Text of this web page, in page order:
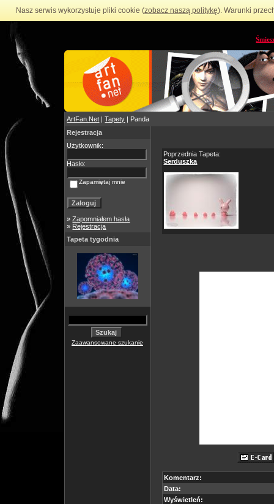
Nasz serwis wykorzystuje pliki cookie (zobacz naszą politykę). Warunki
ArtFan.Net |Tapety | Panda
Rejestracja
Użytkownik:
Hasło:
Zapamiętaj mnie
»Zapomniałem hasła
» Rejestracja
Tapeta tygodnia
Zaawansowane szukanie
Poprzednia Tapeta:
Serduszka
Komentarz:
Data:
Wyświetleń: